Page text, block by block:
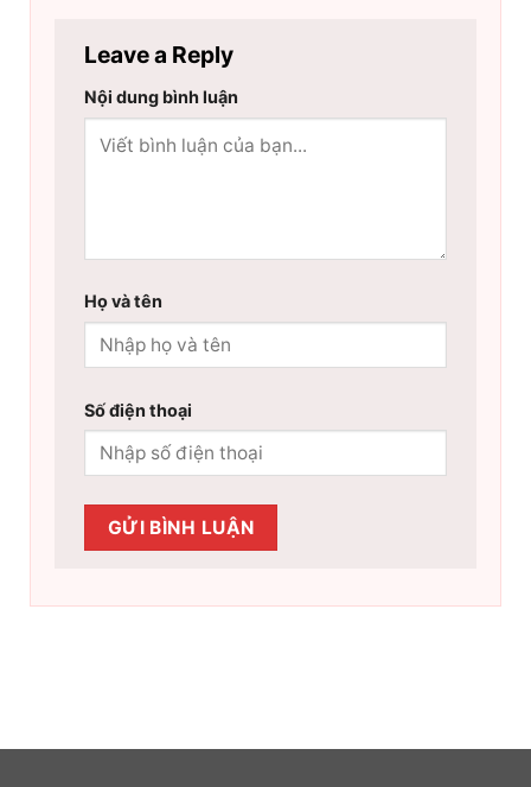
Leave a Reply
Nội dung bình luận
Họ và tên
Số điện thoại